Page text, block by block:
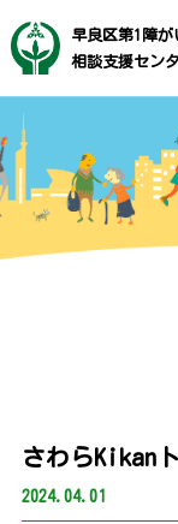
早良区第1障が
相談支援セン
音声
さわらKikan
2024.04.01